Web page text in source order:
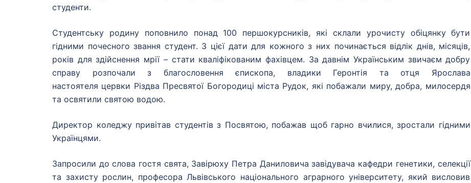
студенти.
Студентську родину поповнило понад 100 першокурсників, які склали урочисту обіцянку бути
гідними почесного звання студент. З цієї дати для кожного з них починається відлік днів, місяців,
років для здійснення мрії – стати кваліфікованим фахівцем. За давнім Українським звичаєм добру
справу розпочали з благословення єпископа, владики Геронтія та отця Ярослава
настоятеля цервки Різдва Пресвятої Богородиці міста Рудок, які побажали миру, добра, милосердя
та освятили святою водою.
Директор коледжу привітав студентів з Посвятою, побажав щоб гарно вчилися, зростали гідними
Українцями.
Запросили до слова гостя свята, Завірюху Петра Даниловича завідувача кафедри генетики, селекції
та захисту рослин, професора Львівського національного аграрного університету, який висловив